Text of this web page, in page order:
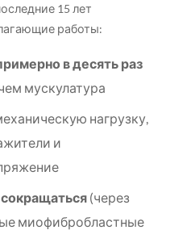
15 лет
работы:
в десять раз
чем мускулатура
нагрузку,
и
(через
миофибробластные